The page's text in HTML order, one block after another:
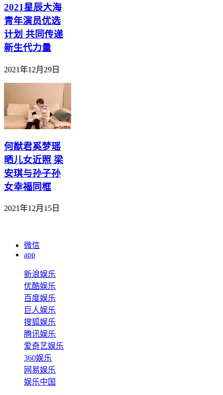
2021星辰大海
青年演员优选
计划 共同传递
新生代力量
2021年12月29日
何猷君奚梦瑶
晒儿女近照 梁
安琪与孙子孙
女幸福同框
2021年12月15日
微信
app
新浪娱乐
优酷娱乐
百度娱乐
巨人娱乐
搜狐娱乐
腾讯娱乐
爱奇艺娱乐
360娱乐
网易娱乐
娱乐中国